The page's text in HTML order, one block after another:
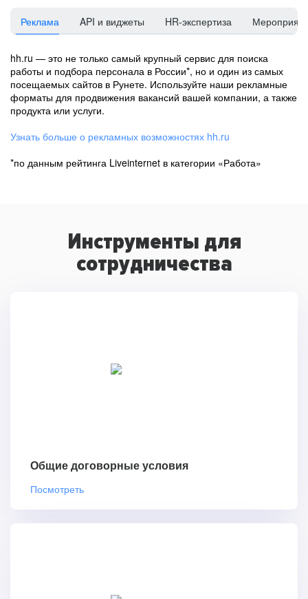
Реклама API и виджеты HR-экспертиза
hh.ru — это не только самый крупный сервис для поиска
работы и подбора персонала в России*, но и один из самых
посещаемых сайтов в Рунете. Используйте наши рекламные
форматы для продвижения вакансий вашей компании, а также
продукта или услуги.
Узнать больше о рекламных возможностях hh.ru
*по данным рейтинга Liveinternet в категории «Работа»
Инструменты для
сотрудничества
Общие договорные условия
Посмотреть